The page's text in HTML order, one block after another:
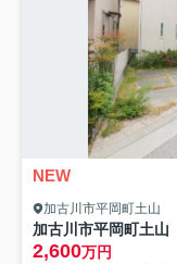
NEW
加古川市平岡町土山
加古川市平岡町土
2,600万円